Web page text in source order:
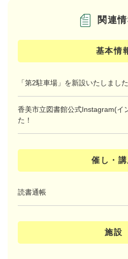
関連
基本情
「第2駐車場」を新設いたしました
香美市立図書館公式Instagram(イ
た！
催し・講
読書通帳
施設